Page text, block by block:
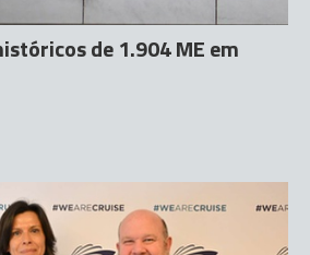
de 1.904 ME em